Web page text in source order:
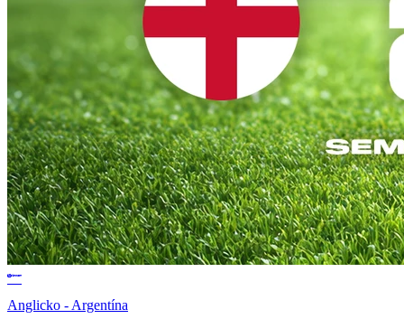
Anglicko - Argentína